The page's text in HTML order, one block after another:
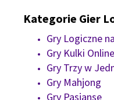
Kategorie Gier
Gry Logiczne
Gry Kulki Online
Gry Trzy w
Gry Mahjong
Gry Pasjanse